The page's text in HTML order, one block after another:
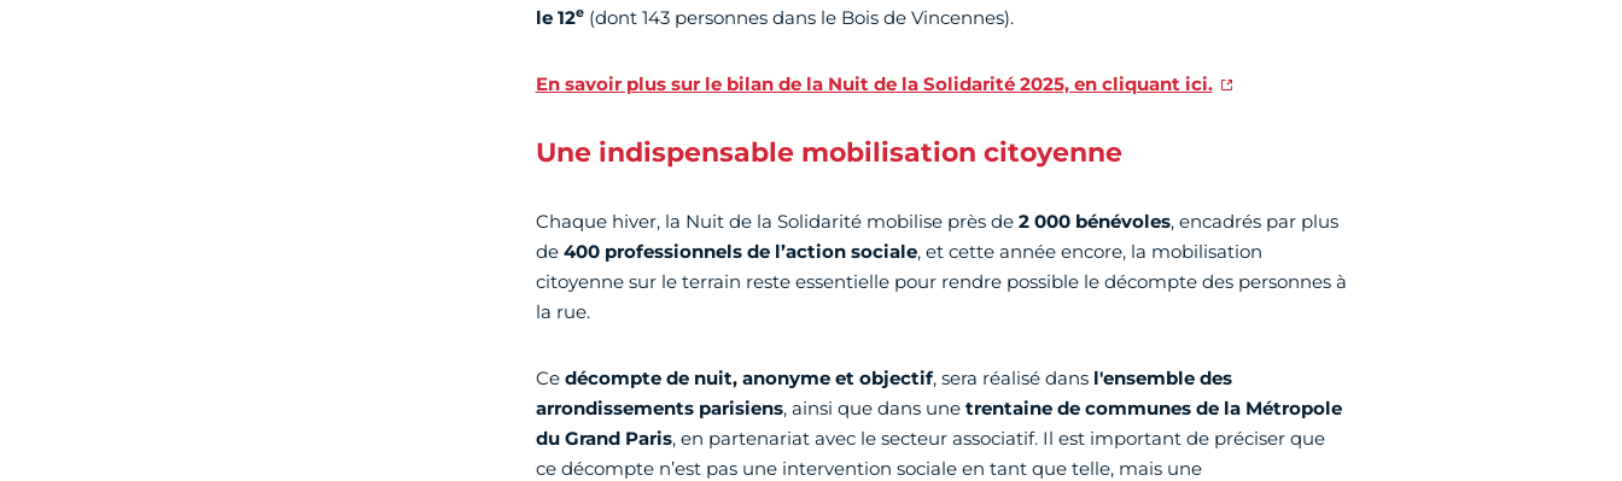
le 12e(dont 143 personnes dans le Bois de Vincennes).
En savoir plus sur le bilan de la Nuit de la Solidarité 2025, en cliquant ici.
Une indispensable mobilisation citoyenne
Chaque hiver, la Nuit de la Solidarité mobilise près de 2 000 bénévoles, encadrés par plus
de 400 professionnels de l’action sociale, et cette année encore, la mobilisation
citoyenne sur le terrain reste essentielle pour rendre possible le décompte des personnes à
la rue.
Ce décompte de nuit, anonyme et objectif, sera réalisé dans l'ensemble des
arrondissements parisiens, ainsi que dans une trentaine de communes de la Métropole
du Grand Paris, en partenariat avec le secteur associatif. Il est important de préciser que
ce décompte n’est pas une intervention sociale en tant que telle, mais une